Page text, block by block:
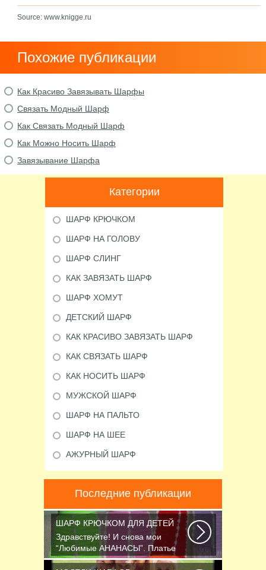
Source: www.knigge.ru
Похожие публикации
Как Красиво Завязывать Шарфы
Связать Модный Шарф
Как Связать Модный Шарф
Как Можно Носить Шарф
Завязывание Шарфа
Категории
ШАРФ КРЮЧКОМ
ШАРФ НА ГОЛОВУ
ШАРФ СЛИНГ
КАК ЗАВЯЗАТЬ ШАРФ
ШАРФ ХОМУТ
ДЕТСКИЙ ШАРФ
КАК КРАСИВО ЗАВЯЗАТЬ ШАРФ
КАК СВЯЗАТЬ ШАРФ
КАК НОСИТЬ ШАРФ
МУЖСКОЙ ШАРФ
ШАРФ НА ПАЛЬТО
ШАРФ НА ШЕЕ
АЖУРНЫЙ ШАРФ
Последние публикации
ШАРФ КРЮЧКОМ ДЛЯ ДЕТЕЙ
Здравствуйте! И снова мои
“Любимые АНАНАСЫ”. Платье
связано крючком 1.75...